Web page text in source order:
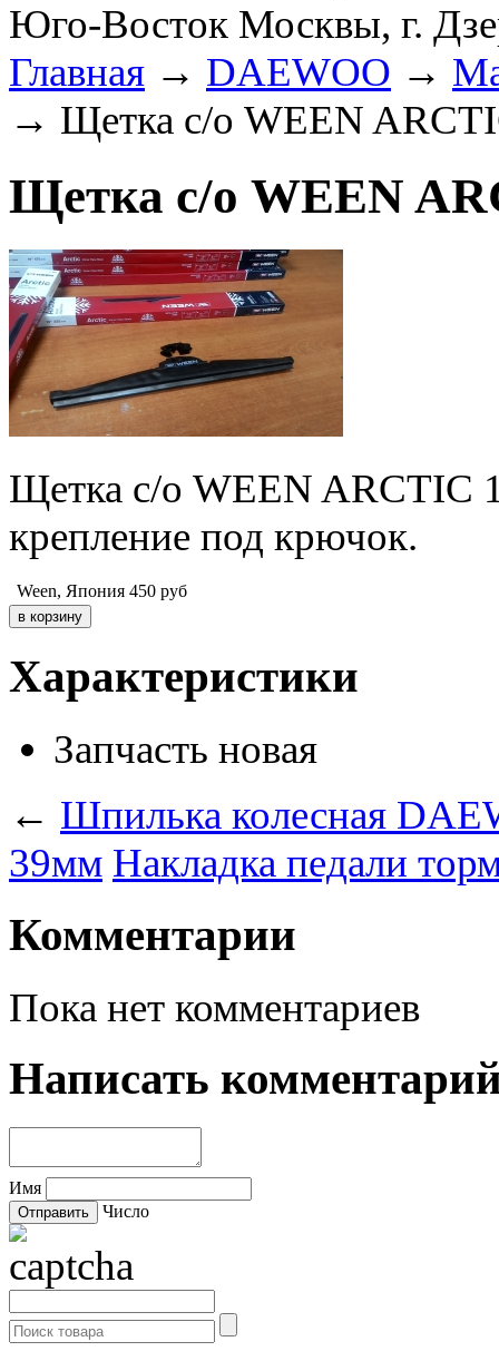
Юго-Восток Москвы, г.
Главная → DAEWOO →
→ Щетка с/о WEEN
Щетка с/о WEEN
Щетка с/о WEEN ARCTIC
крепление под крючок.
Ween, Япония 450 руб
Характеристики
Запчасть новая
← Шпилька колесная
39мм Накладка педали
Комментарии
Пока нет комментариев
Написать
Имя
Число